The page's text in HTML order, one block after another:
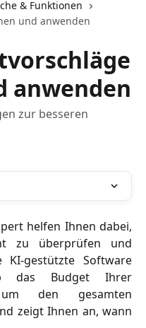
& Funktionen
und anwenden
anwenden
zur besseren
helfen Ihnen dabei,
zu überprüfen und
KI-gestützte Software
das Budget Ihrer
um den gesamten
zeigt Ihnen an, wann